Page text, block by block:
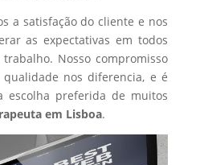
a satisfação do cliente e nos
as expectativas em todos
Nosso compromisso
nos diferencia, e é
escolha preferida de muitos
em Lisboa.